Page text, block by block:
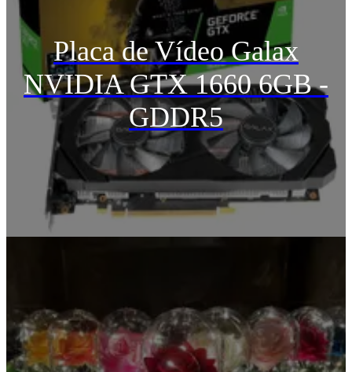
Placa de Vídeo Galax
NVIDIA GTX 1660 6GB -
GDDR5